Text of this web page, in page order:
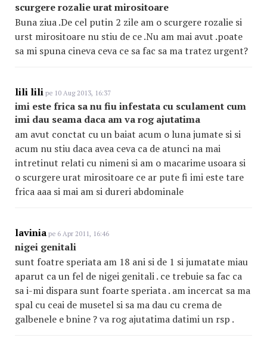
scurgere rozalie urat mirositoare
Buna ziua .De cel putin 2 zile am o scurgere rozalie si
urst mirositoare nu stiu de ce .Nu am mai avut .poate
sa mi spuna cineva ceva ce sa fac sa ma tratez urgent?
lili lili pe 10 Aug 2013, 16:37
imi este frica sa nu fiu infestata cu sculament cum
imi dau seama daca am va rog ajutatima
am avut conctat cu un baiat acum o luna jumate si si
acum nu stiu daca avea ceva ca de atunci na mai
intretinut relati cu nimeni si am o macarime usoara si
o scurgere urat mirositoare ce ar pute fi imi este tare
frica aaa si mai am si dureri abdominale
lavinia pe 6 Apr 2011, 16:46
nigei genitali
sunt foatre speriata am 18 ani si de 1 si jumatate miau
aparut ca un fel de nigei genitali . ce trebuie sa fac ca
sa i-mi dispara sunt foarte speriata . am incercat sa ma
spal cu ceai de musetel si sa ma dau cu crema de
galbenele e bnine ? va rog ajutatima datimi un rsp .